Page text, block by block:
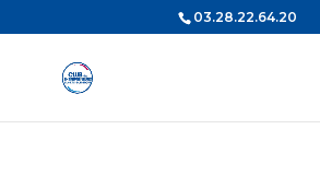
03.28.22.64.20